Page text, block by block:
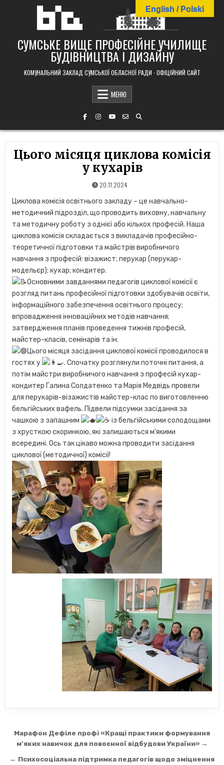
СУМСЬКЕ ВИЩЕ ПРОФЕСІЙНЕ УЧИЛИЩЕ
БУДІВНИЦТВА І ДИЗАЙНУ
КОМУНАЛЬНИЙ ЗАКЛАД СУМСЬКОЇ ОБЛАСНОЇ РАДИ · ОФІЦІЙНИЙ САЙТ
МЕНЮ
Цього місяця циклова комісія
у кухарів
20.11.2024
Циклова комісія освітнього закладу – це навчально-
методичний підрозділ, що проводить виховну, навчальну
та методичну роботу з однієї або кількох професій. Наша
циклова комісія складається з викладачів професійно-
теоретичної підготовки та майстрів виробничого
навчання з професій: візажист; перукар (перукар-
модельєр); кухар; кондитер.
Основними завданнями педагогів циклової комісії є
розгляд питань професійної підготовки здобувачів освіти,
інформаційного забезпечення освітнього процесу;
впровадження інноваційних методів навчання;
затвердження планів проведення тижнів професій,
майстер-класів, семінарів та ін.
Цього місяця засідання циклової комісії проводилося в
гостях у
. Спочатку розглянули поточні питання, а
потім майстри виробничого навчання з професій кухар-
кондитер Галина Солдатенко та Марія Медвідь провели
для перукарів-візажистів майстер-клас по виготовленню
бельгійських вафель. Підвели підсумки засідання за
чашкою з запашним
із бельгійськими солодощами
з хрусткою скоринкою, які залишаються м’якими
всередині. Ось так цікаво можна проводити засідання
циклової (методичної) комісії!
Навігація
записів
Марафон Дефіле профі «Кращі практики формування
м’яких навичок для повоєнної відбудови України» →
← Психосоціальна підтримка педагогів щодо зміцнення
English / Polski